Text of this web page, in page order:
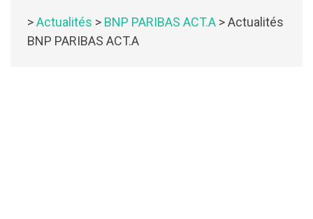
>Actualités > BNP PARIBAS ACT.A > Actualités
BNP PARIBAS ACT.A